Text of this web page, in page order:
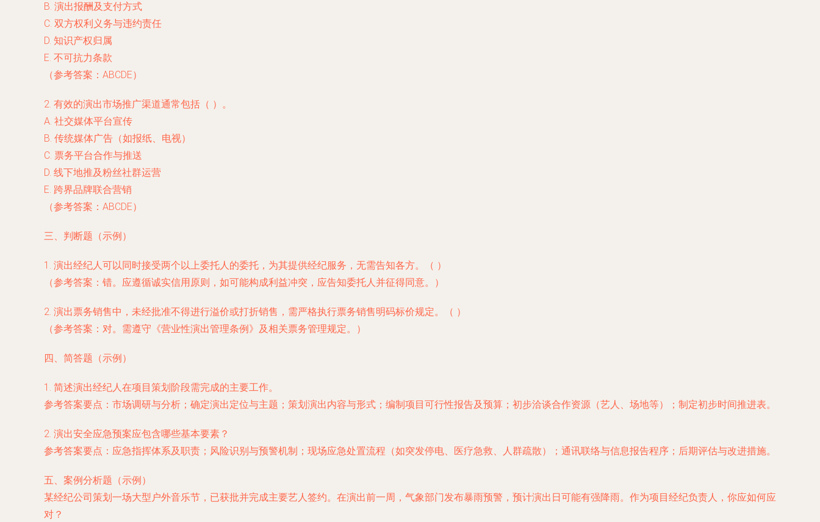
B. 演出报酬及支付方式
C. 双方权利义务与违约责任
D. 知识产权归属
E. 不可抗力条款
（参考答案：ABCDE）
2. 有效的演出市场推广渠道通常包括（ ）。
A. 社交媒体平台宣传
B. 传统媒体广告（如报纸、电视）
C. 票务平台合作与推送
D. 线下地推及粉丝社群运营
E. 跨界品牌联合营销
（参考答案：ABCDE）
三、判断题（示例）
1. 演出经纪人可以同时接受两个以上委托人的委托，为其提供经纪服务，无需告知各方。（ ）
（参考答案：错。应遵循诚实信用原则，如可能构成利益冲突，应告知委托人并征得同意。）
2. 演出票务销售中，未经批准不得进行溢价或打折销售，需严格执行票务销售明码标价规定。（ ）
（参考答案：对。需遵守《营业性演出管理条例》及相关票务管理规定。）
四、简答题（示例）
1. 简述演出经纪人在项目策划阶段需完成的主要工作。
参考答案要点：市场调研与分析；确定演出定位与主题；策划演出内容与形式；编制项目可行性报告及预算；初步洽谈合作资源（艺人、场地等）；制定初步时间推进表。
2. 演出安全应急预案应包含哪些基本要素？
参考答案要点：应急指挥体系及职责；风险识别与预警机制；现场应急处置流程（如突发停电、医疗急救、人群疏散）；通讯联络与信息报告程序；后期评估与改进措施。
五、案例分析题（示例）
某经纪公司策划一场大型户外音乐节，已获批并完成主要艺人签约。在演出前一周，气象部门发布暴雨预警，预计演出日可能有强降雨。作为项目经纪负责人，你应如何应
对？